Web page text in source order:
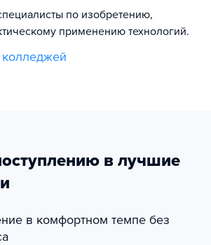
по изобретению,
применению технологий.
колледжей
в лучшие
в комфортном темпе без